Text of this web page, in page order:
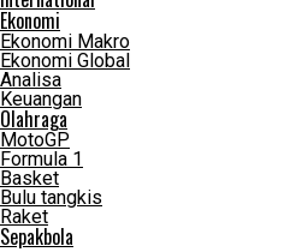
Ekonomi
Ekonomi Makro
Ekonomi Global
Analisa
Keuangan
Olahraga
MotoGP
Formula 1
Basket
Bulu tangkis
Raket
Sepakbola